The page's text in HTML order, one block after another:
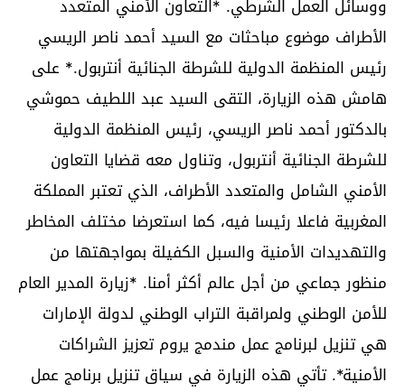
ووسائل العمل الشرطي. ⁠*التعاون الأمني المتعدد
الأطراف موضوع مباحثات مع السيد أحمد ناصر الريسي
رئيس المنظمة الدولية للشرطة الجنائية أنتربول.* على
هامش هذه الزيارة، التقى السيد عبد اللطيف حموشي
بالدكتور أحمد ناصر الريسي، رئيس المنظمة الدولية
للشرطة الجنائية أنتربول، وتناول معه قضايا التعاون
الأمني الشامل والمتعدد الأطراف، الذي تعتبر المملكة
المغربية فاعلا رئيسا فيه، كما استعرضا مختلف المخاطر
والتهديدات الأمنية والسبل الكفيلة بمواجهتها من
منظور جماعي من أجل عالم أكثر أمنا. ⁠*زيارة المدير العام
للأمن الوطني ولمراقبة التراب الوطني لدولة الإمارات
هي تنزيل لبرنامج عمل مندمج يروم تعزيز الشراكات
الأمنية*. تأتي هذه الزيارة في سياق تنزيل برنامج عمل